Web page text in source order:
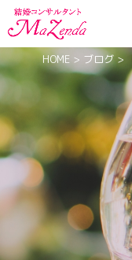
HOME > ブログ >